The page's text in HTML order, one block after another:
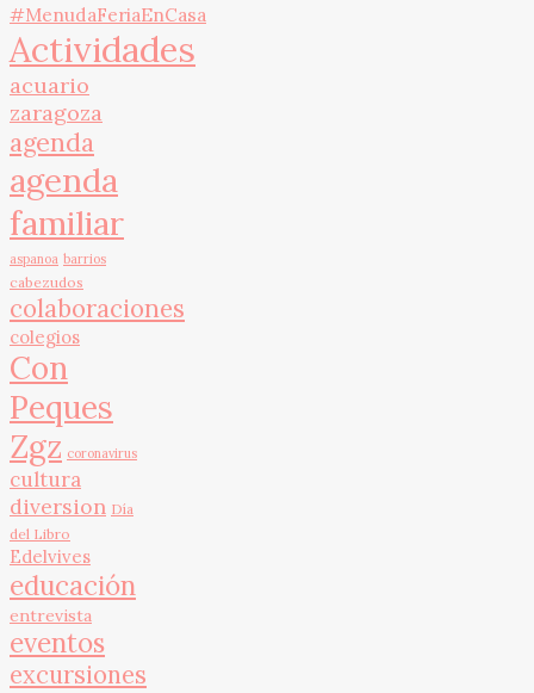
#MenudaFeriaEnCasa
Actividades
acuario
zaragoza
agenda
agenda
familiar
aspanoa barrios
cabezudos
colaboraciones
colegios
Con
Peques
Zgz coronavirus
cultura
diversion Día
del Libro
Edelvives
educación
entrevista
eventos
excursiones